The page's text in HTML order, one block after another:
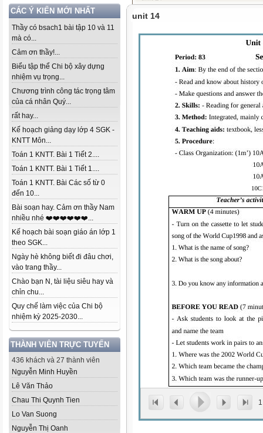
CÁC Ý KIẾN MỚI NHẤT
Thầy có bsach1 bài tập 10 và 11
mà có...
Cảm ơn thầy!...
Biểu tập thể Chi bộ xây dựng
nhiệm vụ trọng...
Chương trình công tác trọng tâm
của cá nhân Quý...
rất hay...
Kế hoạch giảng dạy lớp 4 SGK -
KNTT Môn...
Toán 1 KNTT. Bài 1 Tiết 2....
Toán 1 KNTT. Bài 1 Tiết 1....
Toán 1 KNTT. Bài Các số từ 0
đến 10...
Bài soạn hay. Cảm ơn thầy Nam
nhiều nhé ❤️❤️❤️❤️❤️❤️...
Kế hoạch bài soạn giáo án lớp 1
theo SGK...
Ngày hè không biết đi đâu chơi,
vào trang thầy...
Chào bạn N, tài liệu siêu hay và
chỉn chu...
Quy chế làm việc của Chi bộ
nhiệm kỳ 2025-2030...
THÀNH VIÊN TRỰC TUYẾN
436 khách và 27 thành viên
Nguyễn Minh Huyền
Lê Văn Thảo
Chau Thi Quynh Tien
Lo Van Suong
Nguyễn Thị Oanh
unit 14
1